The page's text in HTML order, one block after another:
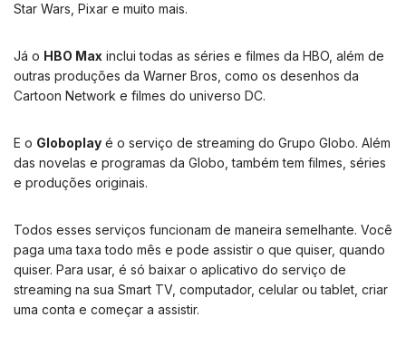
Star Wars, Pixar e muito mais.
Já o HBO Max inclui todas as séries e filmes da HBO, além de
outras produções da Warner Bros, como os desenhos da
Cartoon Network e filmes do universo DC.
E o Globoplay é o serviço de streaming do Grupo Globo. Além
das novelas e programas da Globo, também tem filmes, séries
e produções originais.
Todos esses serviços funcionam de maneira semelhante. Você
paga uma taxa todo mês e pode assistir o que quiser, quando
quiser. Para usar, é só baixar o aplicativo do serviço de
streaming na sua Smart TV, computador, celular ou tablet, criar
uma conta e começar a assistir.